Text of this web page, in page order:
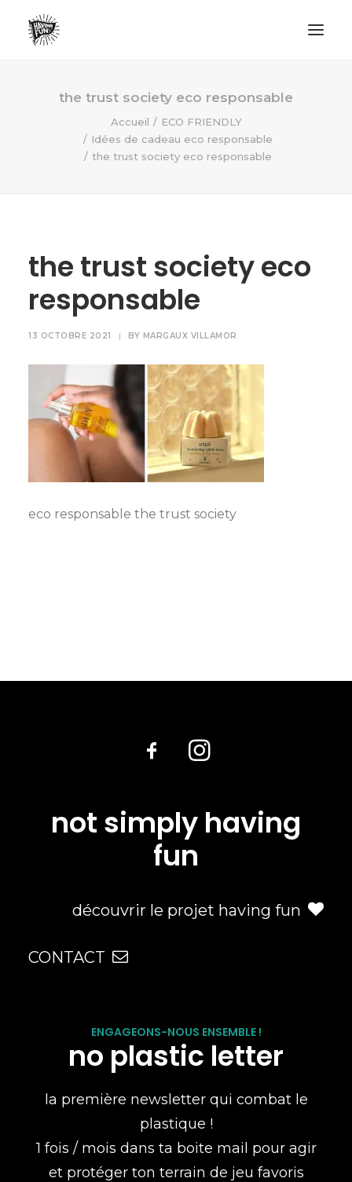
LIFESTYLE
ECO FRIENDLY
RECHERCHE
the trust society eco responsable
Accueil
ECO FRIENDLY
Idées de cadeau eco responsable
the trust society eco responsable
the trust society eco
responsable
13 OCTOBRE 2021 | BY MARGAUX VILLAMOR
eco responsable the trust society
not simply having
fun
découvrir le projet having fun
CONTACT
ENGAGEONS-NOUS ENSEMBLE !
no plastic letter
la première newsletter qui combat le
plastique !
1 fois / mois dans ta boite mail pour agir
et protéger ton terrain de jeu favoris